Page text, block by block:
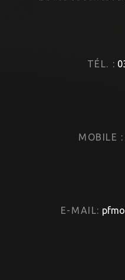
TÉL. :
MOBILE :
E-MAIL: